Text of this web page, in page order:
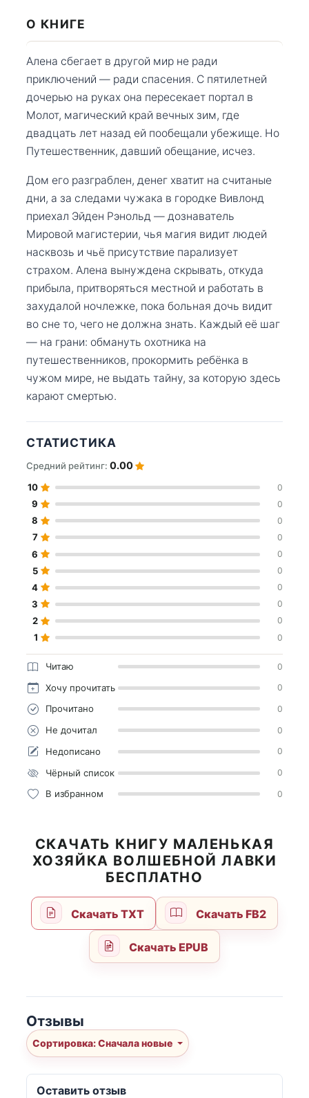
О КНИГЕ
Алена сбегает в другой мир не ради
приключений — ради спасения. С пятилетней
дочерью на руках она пересекает портал в
Молот, магический край вечных зим, где
двадцать лет назад ей пообещали убежище. Но
Путешественник, давший обещание, исчез.
Дом его разграблен, денег хватит на считаные
дни, а за следами чужака в городке Вивлонд
приехал Эйден Рэнольд — дознаватель
Мировой магистерии, чья магия видит людей
насквозь и чьё присутствие парализует
страхом. Алена вынуждена скрывать, откуда
прибыла, притворяться местной и работать в
захудалой ночлежке, пока больная дочь видит
во сне то, чего не должна знать. Каждый её шаг
— на грани: обмануть охотника на
путешественников, прокормить ребёнка в
чужом мире, не выдать тайну, за которую здесь
карают смертью.
СТАТИСТИКА
Средний рейтинг: 0.00
10 0
9 0
8 0
7 0
6 0
5 0
4 0
3 0
2 0
1 0
Читаю 0
Хочу прочитать 0
Прочитано 0
Не дочитал 0
Недописано 0
Чёрный список 0
В избранном 0
СКАЧАТЬ КНИГУ МАЛЕНЬКАЯ
ХОЗЯЙКА ВОЛШЕБНОЙ ЛАВКИ
БЕСПЛАТНО
Скачать TXT Скачать FB2
Скачать EPUB
Отзывы
Сортировка: Сначала новые
Оставить отзыв